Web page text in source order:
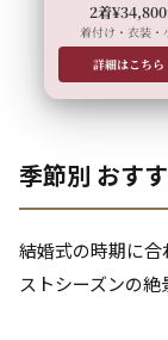
2着
着付け・衣装・
詳細はこちら
季節別 おす
結婚式の時期に合
ストシーズンの絶